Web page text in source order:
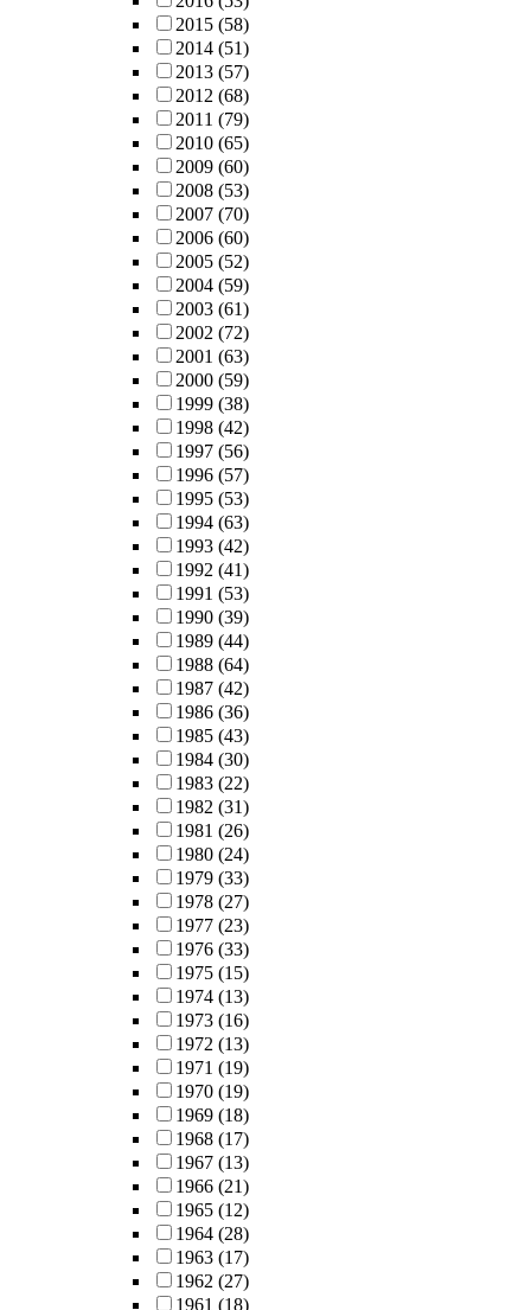
2015 (58)
2014 (51)
2013 (57)
2012 (68)
2011 (79)
2010 (65)
2009 (60)
2008 (53)
2007 (70)
2006 (60)
2005 (52)
2004 (59)
2003 (61)
2002 (72)
2001 (63)
2000 (59)
1999 (38)
1998 (42)
1997 (56)
1996 (57)
1995 (53)
1994 (63)
1993 (42)
1992 (41)
1991 (53)
1990 (39)
1989 (44)
1988 (64)
1987 (42)
1986 (36)
1985 (43)
1984 (30)
1983 (22)
1982 (31)
1981 (26)
1980 (24)
1979 (33)
1978 (27)
1977 (23)
1976 (33)
1975 (15)
1974 (13)
1973 (16)
1972 (13)
1971 (19)
1970 (19)
1969 (18)
1968 (17)
1967 (13)
1966 (21)
1965 (12)
1964 (28)
1963 (17)
1962 (27)
1961 (18)